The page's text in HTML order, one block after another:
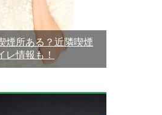
煙所ある？近隣喫煙
レ情報も！